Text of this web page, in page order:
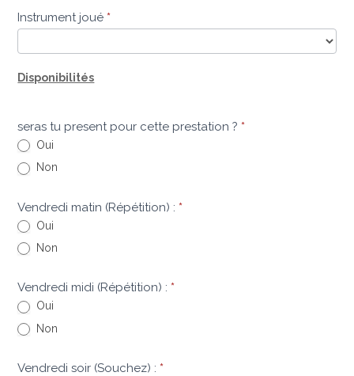
Instrument joué*
Disponibilités
seras tu present pour cette prestation ?*
Oui
Non
Vendredi matin (Répétition) :*
Oui
Non
Vendredi midi (Répétition) :*
Oui
Non
Vendredi soir (Souchez) :*